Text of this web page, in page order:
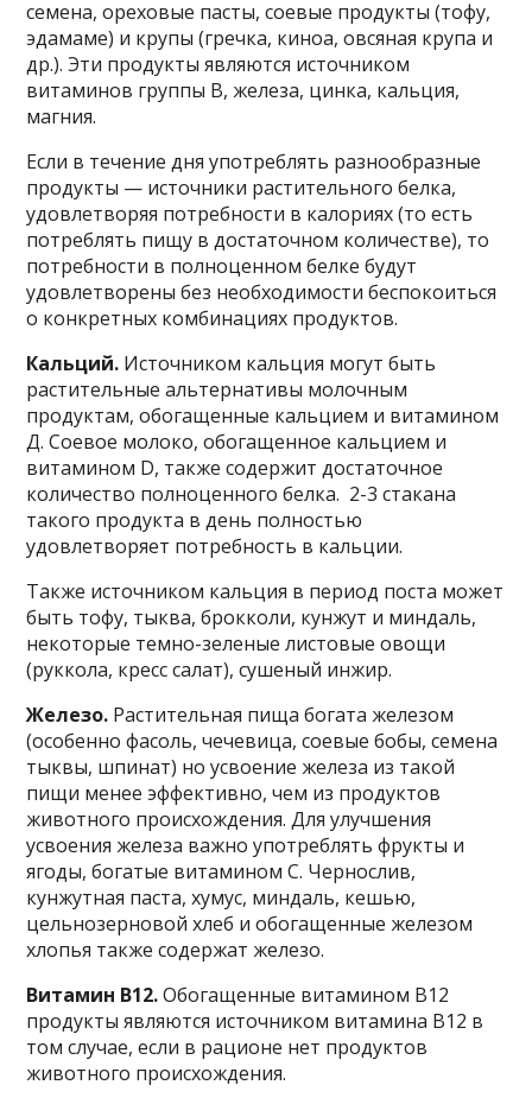
семена, ореховые пасты, соевые продукты (тофу,
эдамаме) и крупы (гречка, киноа, овсяная крупа и
др.). Эти продукты являются источником
витаминов группы В, железа, цинка, кальция,
магния.
Если в течение дня употреблять разнообразные
продукты — источники растительного белка,
удовлетворяя потребности в калориях (то есть
потреблять пищу в достаточном количестве), то
потребности в полноценном белке будут
удовлетворены без необходимости беспокоиться
о конкретных комбинациях продуктов.
Кальций. Источником кальция могут быть
растительные альтернативы молочным
продуктам, обогащенные кальцием и витамином
Д. Соевое молоко, обогащенное кальцием и
витамином D, также содержит достаточное
количество полноценного белка. 2-3 стакана
такого продукта в день полностью
удовлетворяет потребность в кальции.
Также источником кальция в период поста может
быть тофу, тыква, брокколи, кунжут и миндаль,
некоторые темно-зеленые листовые овощи
(руккола, кресс салат), сушеный инжир.
Железо. Растительная пища богата железом
(особенно фасоль, чечевица, соевые бобы, семена
тыквы, шпинат) но усвоение железа из такой
пищи менее эффективно, чем из продуктов
животного происхождения. Для улучшения
усвоения железа важно употреблять фрукты и
ягоды, богатые витамином С. Чернослив,
кунжутная паста, хумус, миндаль, кешью,
цельнозерновой хлеб и обогащенные железом
хлопья также содержат железо.
Витамин В12.Обогащенные витамином В12
продукты являются источником витамина В12 в
том случае, если в рационе нет продуктов
животного происхождения.